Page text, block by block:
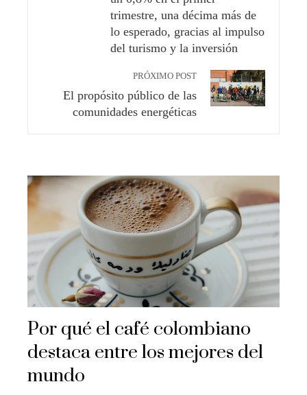
trimestre, una décima más de
lo esperado, gracias al impulso
del turismo y la inversión
PRÓXIMO POST
El propósito público de las
comunidades energéticas
Por qué el café colombiano
destaca entre los mejores del
mundo